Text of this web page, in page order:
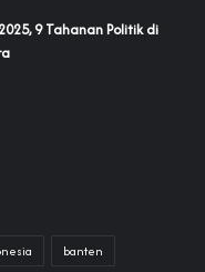
9 Tahanan Politik di
banten